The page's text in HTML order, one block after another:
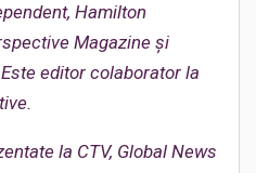
Hamilton
Magazine și
editor colaborator la
la CTV, Global News